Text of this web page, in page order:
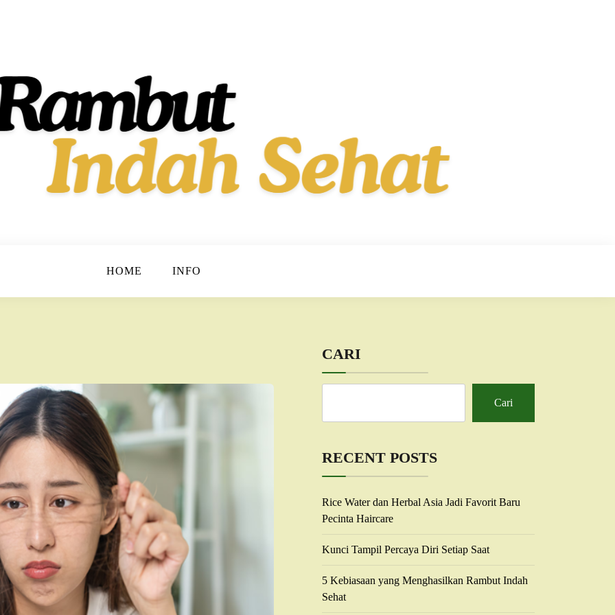
HOME INFO
CARI
Cari
RECENT POSTS
Rice Water dan Herbal Asia Jadi Favorit Baru
Pecinta Haircare
Kunci Tampil Percaya Diri Setiap Saat
5 Kebiasaan yang Menghasilkan Rambut Indah
Sehat